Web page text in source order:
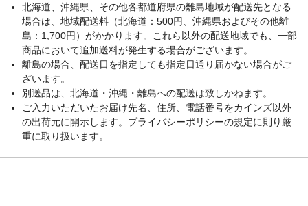
北海道、沖縄県、その他各都道府県の離島地域が配送先となる
場合は、地域配送料（北海道：500円、沖縄県およびその他離
島：1,700円）がかかります。これら以外の配送地域でも、一部
商品において追加送料が発生する場合がございます。
離島の場合、配送日を指定しても指定日通り届かない場合がご
ざいます。
別送品は、北海道・沖縄・離島への配送は致しかねます。
ご入力いただいたお届け先名、住所、電話番号をカインズ以外
の出荷元に開示します。プライバシーポリシーの規定に則り厳
重に取り扱います。